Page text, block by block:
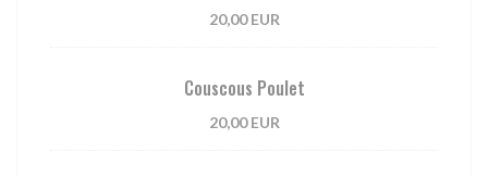
20,00 EUR
Couscous Poulet
20,00 EUR